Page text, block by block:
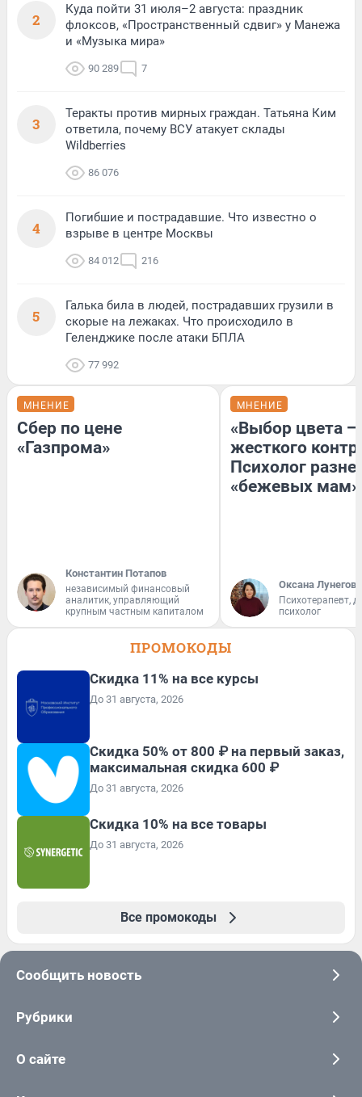
2
Куда пойти 31 июля–2 августа: праздник
флоксов, «Пространственный сдвиг» у Манежа
и «Музыка мира»
90 289 7
3
Теракты против мирных граждан. Татьяна Ким
ответила, почему ВСУ атакует склады
Wildberries
86 076
4
Погибшие и пострадавшие. Что известно о
взрыве в центре Москвы
84 012 216
5
Галька била в людей, пострадавших грузили в
скорые на лежаках. Что происходило в
Геленджике после атаки БПЛА
77 992
МНЕНИЕ
Сбер по цене
«Газпрома»
Константин Потапов
независимый финансовый
аналитик, управляющий
крупным частным капиталом
МНЕНИЕ
«Выбор цвета —
жесткого
Психолог
«бежевых мам»
Оксана Лунегова
Психотерапевт,
психолог
ПРОМОКОДЫ
Скидка 11% на все курсы
До 31 августа, 2026
Скидка 50% от 800 ₽ на первый заказ,
максимальная скидка 600 ₽
До 31 августа, 2026
Скидка 10% на все товары
До 31 августа, 2026
Все промокоды
Сообщить новость
Рубрики
О сайте